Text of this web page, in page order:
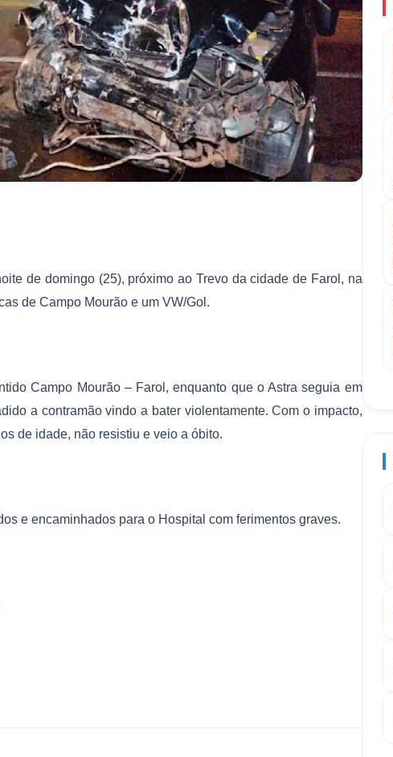
de domingo (25), próximo ao Trevo da cidade de Farol, na
de Campo Mourão e um VW/Gol.
Campo Mourão – Farol, enquanto que o Astra seguia em
a contramão vindo a bater violentamente. Com o impacto,
de idade, não resistiu e veio a óbito.
e encaminhados para o Hospital com ferimentos graves.